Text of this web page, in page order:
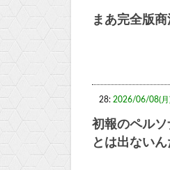
まあ完全版
28: 2026/06/08(月
初報のペル
とは出ない